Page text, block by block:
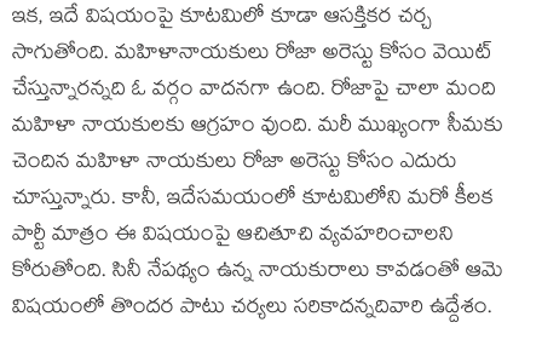
ఇక‌, ఇదే విష‌యంపై కూట‌మిలో కూడా ఆస‌క్తిక‌ర చ‌ర్చ
సాగుతోంది. మ‌హిళానాయ‌కులు రోజా అరెస్టు కోసం వెయిట్
చేస్తున్నార‌న్న‌ది ఓ వ‌ర్గం వాద‌న‌గా ఉంది. రోజాపై చాలా మంది
మ‌హిళా నాయ‌కులకు ఆగ్రహం వుంది. మ‌రీ ముఖ్యంగా సీమ‌కు
చెందిన మ‌హిళా నాయ‌కులు రోజా అరెస్టు కోసం ఎదురు
చూస్తున్నారు. కానీ, ఇదేస‌మ‌యంలో కూట‌మిలోని మ‌రో కీల‌క
పార్టీ మాత్రం ఈ విష‌యంపై ఆచితూచి వ్య‌వ‌హ‌రించాల‌ని
కోరుతోంది. సినీ నేప‌థ్యం ఉన్న నాయ‌కురాలు కావ‌డంతో ఆమె
విష‌యంలో తొంద‌ర పాటు చ‌ర్య‌లు స‌రికాద‌న్న‌దివారి ఉద్దేశం.